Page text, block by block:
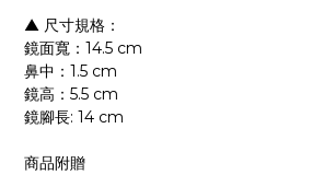
▲ 尺寸規格：
鏡面寬：14.5 cm
鼻中：1.5 cm
鏡高：5.5 cm
鏡腳長: 14 cm
商品附贈